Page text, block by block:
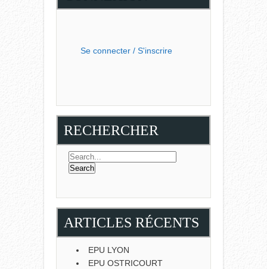
Se connecter / S'inscrire
RECHERCHER
ARTICLES RÉCENTS
EPU LYON
EPU OSTRICOURT